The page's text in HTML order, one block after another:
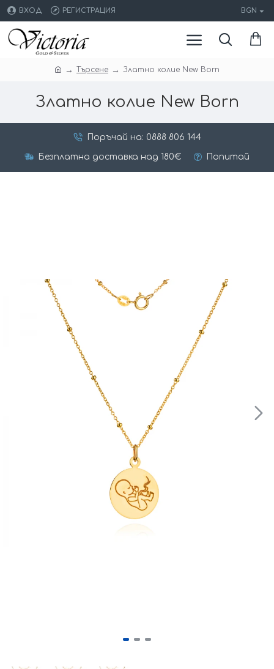
ВХОД РЕГИСТРАЦИЯ BGN
Търсене Златно колие New Born
Златно колие New Born
Поръчай на: 0888 806 144
Безплатна доставка над 180€ Попитай